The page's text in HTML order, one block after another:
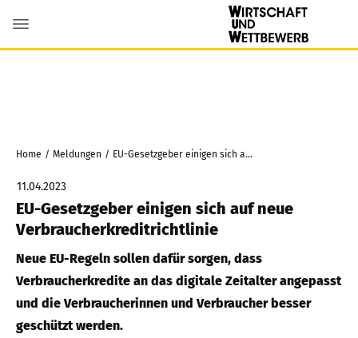
Home / Meldungen / EU-Gesetzgeber einigen sich auf neue Verbraucherkreditrichtlinie
11.04.2023
EU-Gesetzgeber einigen sich auf neue
Verbraucherkreditrichtlinie
Neue EU-Regeln sollen dafür sorgen, dass
Verbraucherkredite an das digitale Zeitalter angepasst
und die Verbraucherinnen und Verbraucher besser
geschützt werden.